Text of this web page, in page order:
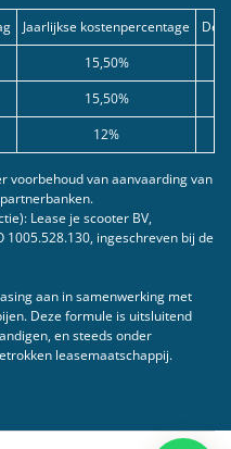
Jaarlijkse kostenpercentage
15,50%
15,50%
12%
voorbehoud van aanvaarding van
Lease je scooter BV,
ingeschreven bij de
aan in samenwerking met
Deze formule is uitsluitend
en steeds onder
leasemaatschappij.